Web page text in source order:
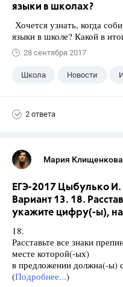
языки в школах?
Хочется узнать, когда
языки в школе? Какой в
28 сентября 2017
Школа Новости
2 ответа
Мария Клищенкова
ЕГЭ-2017 Цыбулько И.
Вариант 13. 18.
укажите цифру(-ы),
18.
Расставьте все знаки
месте которой(-ых)
в предложении должна(-ы)
(Подробнее...)